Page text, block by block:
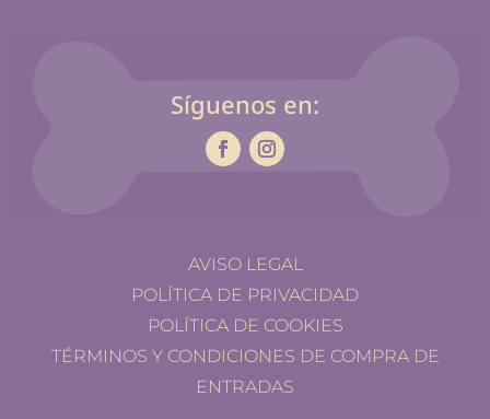
Síguenos en:
AVISO LEGAL
POLÍTICA DE PRIVACIDAD
POLÍTICA DE COOKIES
TÉRMINOS Y CONDICIONES DE COMPRA DE
ENTRADAS